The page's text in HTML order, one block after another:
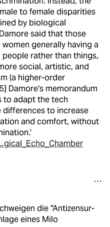
to female disparities
by biological
said that those
generally having a
rather than things,
social, artistic, and
(a higher-order
Damore's memorandum
to adapt the tech
to increase
and comfort, without
die "Antizensur-
eines Milo